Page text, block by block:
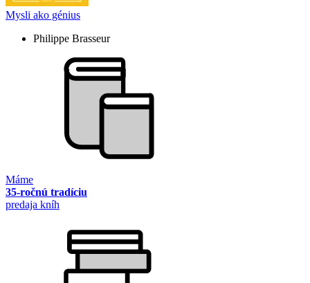
Mysli ako génius
Philippe Brasseur
Máme
35-ročnú tradíciu
predaja kníh